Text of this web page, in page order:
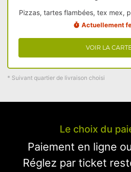
Pizzas, tartes flambées, tex mex,
Actuellement
VOIR LA
* Suivant quartier de livraison choisi
Le choix du
Paiement en ligne
Réglez par ticket